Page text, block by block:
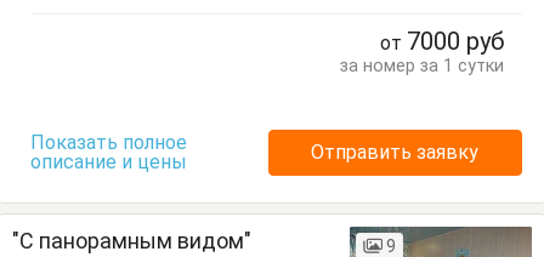
от 7000 руб
за номер за 1 сутки
Показать полное
описание и цены
Отправить заявку
"С панорамным видом" 9